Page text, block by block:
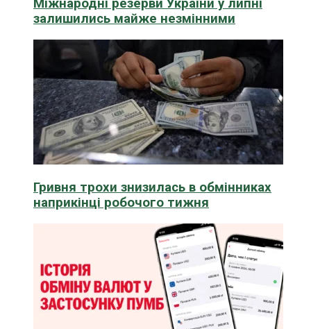
Міжнародні резерви України у липні
залишились майже незмінними
Гривня трохи знизилась в обмінниках
наприкінці робочого тижня